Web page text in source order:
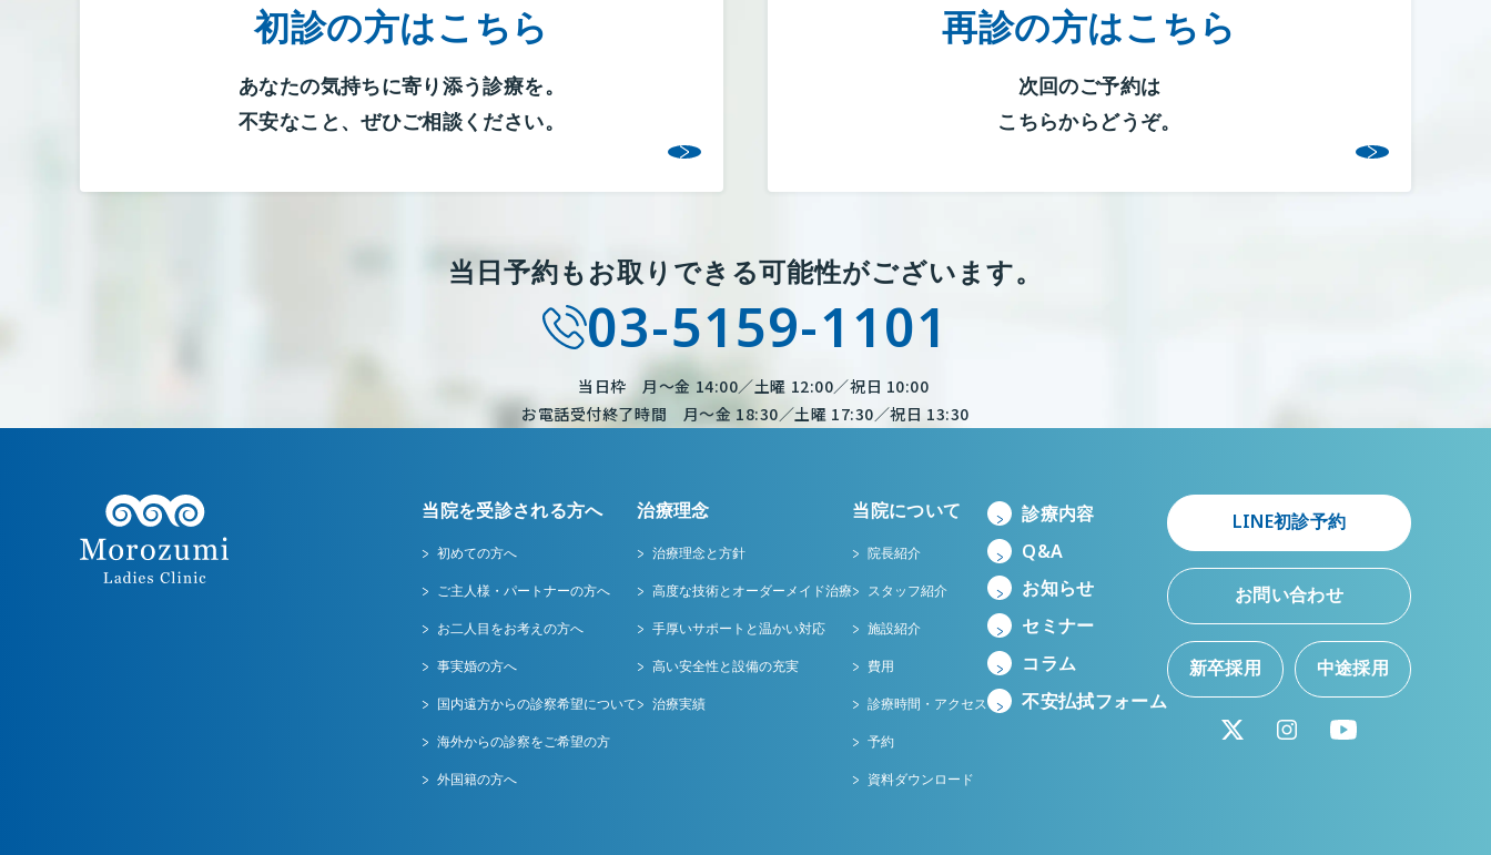
初診の方はこちら
あなたの気持ちに寄り添う診療を。
不安なこと、ぜひご相談ください。
再診の方はこちら
次回のご予約は
こちらからどうぞ。
当日予約もお取りできる可能性がございます。
03-5159-1101
当日枠 月～金 14:00／土曜 12:00／祝日 10:00
お電話受付終了時間 月～金 18:30／土曜 17:30／祝日 13:30
当院を受診される方へ
初めての方へ
ご主人様・パートナーの方へ
お二人目をお考えの方へ
事実婚の方へ
国内遠方からの診察希望について
海外からの診察をご希望の方
外国籍の方へ
治療理念
治療理念と方針
高度な技術とオーダーメイド治療
手厚いサポートと温かい対応
高い安全性と設備の充実
治療実績
当院について
院長紹介
スタッフ紹介
施設紹介
費用
診療時間・アクセス
予約
資料ダウンロード
診療内容
Q&A
お知らせ
セミナー
コラム
不安払拭フォーム
LINE初診予約
お問い合わせ
新卒採用 中途採用